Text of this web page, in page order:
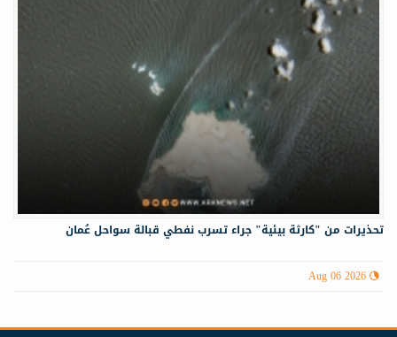
تحذيرات من "كارثة بيئية" جراء تسرب نفطي قبالة سواحل عُمان
Aug 06 2026